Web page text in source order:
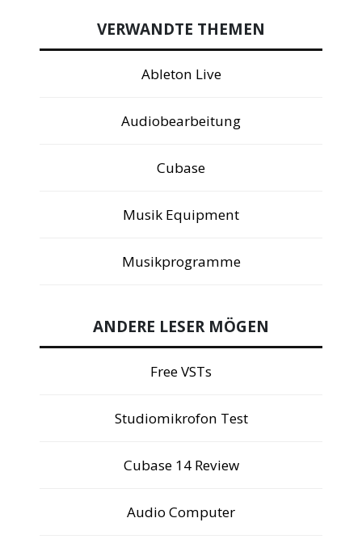
VERWANDTE THEMEN
Ableton Live
Audiobearbeitung
Cubase
Musik Equipment
Musikprogramme
ANDERE LESER MÖGEN
Free VSTs
Studiomikrofon Test
Cubase 14 Review
Audio Computer